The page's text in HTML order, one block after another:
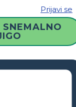
Prijavi se
SNEMALNO